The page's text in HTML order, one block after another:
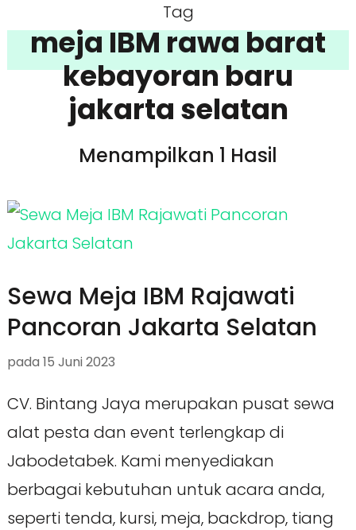
Tag
meja IBM rawa barat
kebayoran baru
jakarta selatan
Menampilkan 1 Hasil
Sewa Meja IBM Rajawati
Pancoran Jakarta Selatan
pada 15 Juni 2023
CV. Bintang Jaya merupakan pusat sewa
alat pesta dan event terlengkap di
Jabodetabek. Kami menyediakan
berbagai kebutuhan untuk acara anda,
seperti tenda, kursi, meja, backdrop, tiang